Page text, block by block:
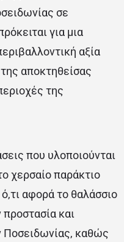
σε
για μια
αξία
αποκτηθείσας
της
που υλοποιούνται
χερσαίο παράκτιο
αφορά το θαλάσσιο
και
Ποσειδωνίας, καθώς